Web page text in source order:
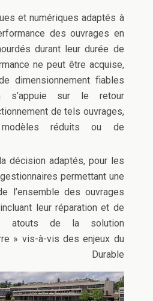
et numériques adaptés à
des ouvrages en
durant leur durée de
ne peut être acquise,
dimensionnement fiables
s’appuie sur le retour
de tels ouvrages,
modèles réduits ou de
décision adaptés, pour les
permettant une
l’ensemble des ouvrages
leur réparation et de
atouts de la solution
» vis-à-vis des enjeux du
Durable